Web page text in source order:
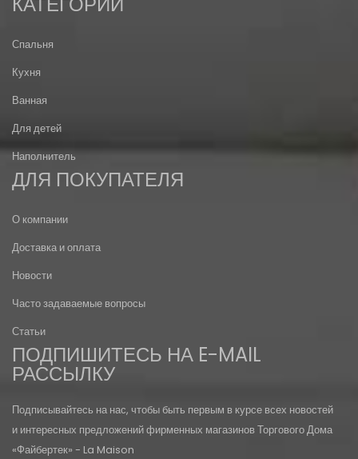
Спальня
Кухня
Ванная
Для детей
Наполнитель
ДЛЯ ПОКУПАТЕЛЯ
О компании
Доставка и оплата
Новости
Часто задаваемые вопросы
Статьи
ПОДПИШИТЕСЬ НА E-MAIL
РАССЫЛКУ
Подписывайтесь на нас, чтобы быть первым в курсе всех новостей
и интересных предложений фирменных магазинов Торгового Дома
«Файбертек» - La Maison